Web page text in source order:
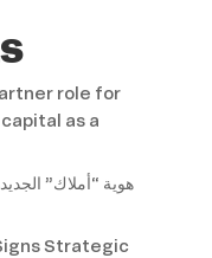
role for
as a
هوية “أملاك”
Strategic